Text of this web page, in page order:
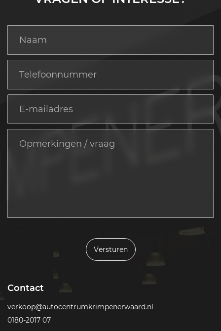
Versturen
Contact
verkoop@autocentrumkrimpenerwaard.nl
0180-2017 07